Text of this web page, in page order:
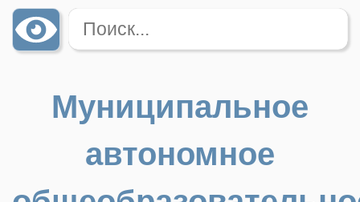
Муниципальное
автономное